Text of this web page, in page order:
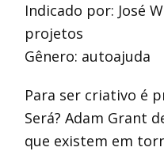
Indicado por: José
projetos
Gênero: autoajuda
Para ser criativo é
Será? Adam Grant
que existem em